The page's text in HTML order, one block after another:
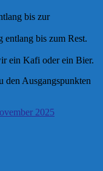
bis zur
entlang bis zum Rest.
ein Kafi oder ein Bier.
Ausgangspunkten
2025